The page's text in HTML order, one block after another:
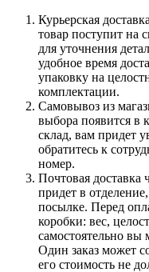
Курьерская
товар поступит на
для уточнения
удобное время
упаковку на
комплектации.
Самовывоз из
выбора появится в
склад, вам придет
обратитесь к
номер.
Почтовая доставка
придет в
посылке. Перед
коробки: вес,
самостоятельно вы
Один заказ может
его стоимость не